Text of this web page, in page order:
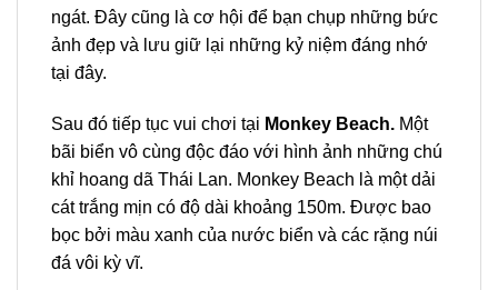
ngát. Đây cũng là cơ hội để bạn chụp những bức
ảnh đẹp và lưu giữ lại những kỷ niệm đáng nhớ
tại đây.
Sau đó tiếp tục vui chơi tại Monkey Beach. Một
bãi biển vô cùng độc đáo với hình ảnh những chú
khỉ hoang dã Thái Lan. Monkey Beach là một dải
cát trắng mịn có độ dài khoảng 150m. Được bao
bọc bởi màu xanh của nước biển và các rặng núi
đá vôi kỳ vĩ.